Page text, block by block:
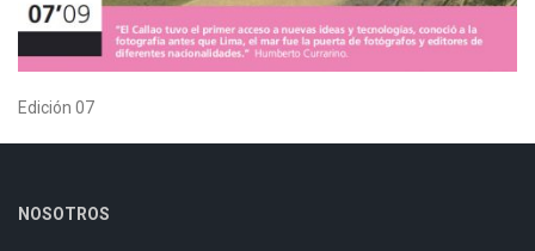
Edición 07
NOSOTROS